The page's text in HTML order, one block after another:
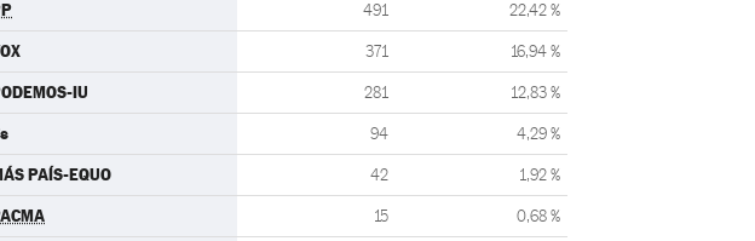
491 22,42 %
371 16,94 %
IU 281 12,83 %
94 4,29 %
PAÍS-EQUO 42 1,92 %
15 0,68 %